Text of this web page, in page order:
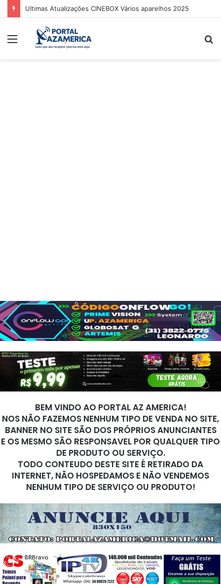
Ultimas Atualizações CINEBOX Vários aparelhos 2025
BEM VINDO AO PORTAL AZ AMERICA!
NOS NÃO FAZEMOS NENHUM TIPO DE VENDA NO SITE,
BANNER NO SITE SÃO DOS PRÓPRIOS ANUNCIANTES
E OS MESMO SÃO RESPONSAVEL POR QUALQUER TIPO
DE PRODUTO OU SERVIÇO.
TODO CONTEUDO DESTE SITE É RETIRADO DA
INTERNET, NÃO HOSPEDAMOS E NÃO VENDEMOS
NENHUM TIPO DE SERVIÇO OU PRODUTO!